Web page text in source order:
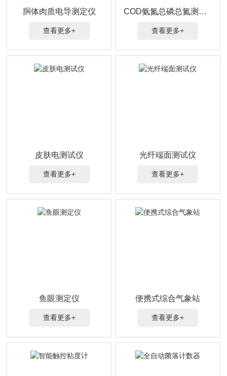
胴体肉质电导测定仪
查看更多+
COD氨氮总磷总氮测定仪
查看更多+
皮肤电测试仪
查看更多+
光纤端面测试仪
查看更多+
鱼眼测定仪
查看更多+
便携式综合气象站
查看更多+